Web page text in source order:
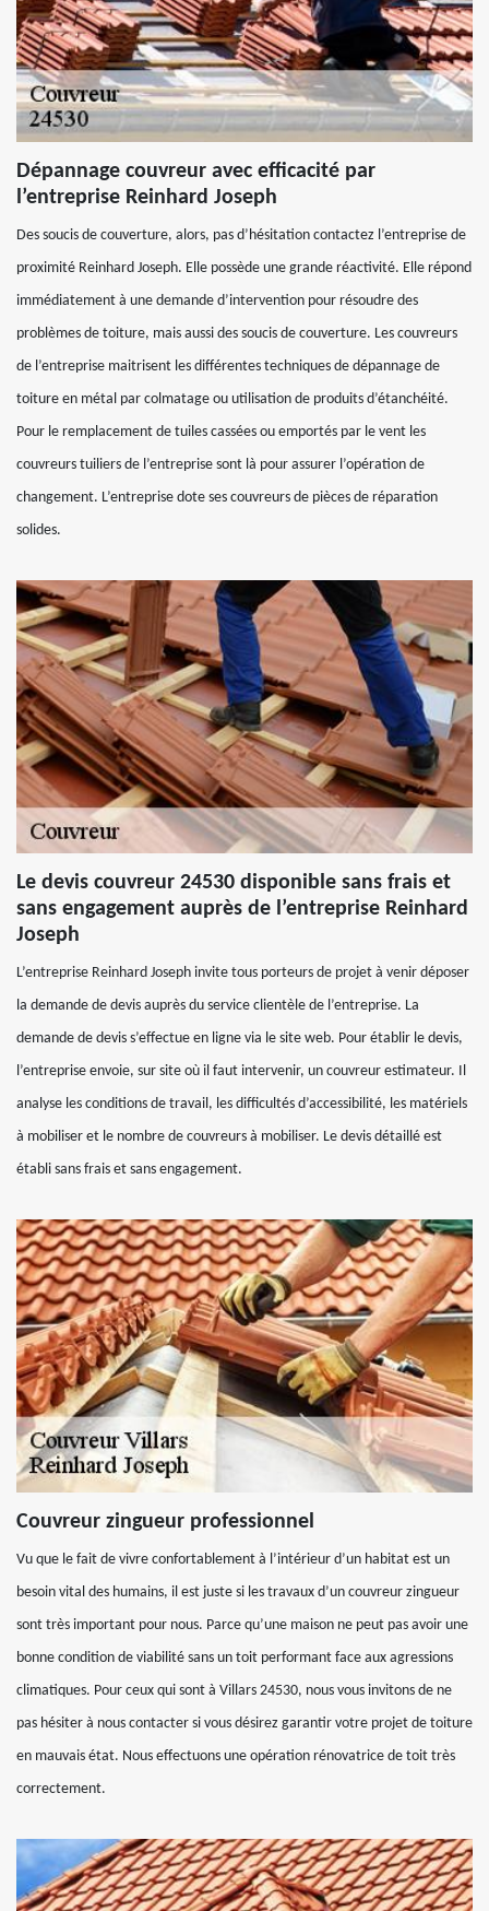
Dépannage couvreur avec efficacité par
l’entreprise Reinhard Joseph
Des soucis de couverture, alors, pas d’hésitation contactez l’entreprise de
proximité Reinhard Joseph. Elle possède une grande réactivité. Elle répond
immédiatement à une demande d’intervention pour résoudre des
problèmes de toiture, mais aussi des soucis de couverture. Les couvreurs
de l’entreprise maitrisent les différentes techniques de dépannage de
toiture en métal par colmatage ou utilisation de produits d’étanchéité.
Pour le remplacement de tuiles cassées ou emportés par le vent les
couvreurs tuiliers de l’entreprise sont là pour assurer l’opération de
changement. L’entreprise dote ses couvreurs de pièces de réparation
solides.
Le devis couvreur 24530 disponible sans frais et
sans engagement auprès de l’entreprise Reinhard
Joseph
L’entreprise Reinhard Joseph invite tous porteurs de projet à venir déposer
la demande de devis auprès du service clientèle de l’entreprise. La
demande de devis s’effectue en ligne via le site web. Pour établir le devis,
l’entreprise envoie, sur site où il faut intervenir, un couvreur estimateur. Il
analyse les conditions de travail, les difficultés d’accessibilité, les matériels
à mobiliser et le nombre de couvreurs à mobiliser. Le devis détaillé est
établi sans frais et sans engagement.
Couvreur zingueur professionnel
Vu que le fait de vivre confortablement à l’intérieur d’un habitat est un
besoin vital des humains, il est juste si les travaux d’un couvreur zingueur
sont très important pour nous. Parce qu’une maison ne peut pas avoir une
bonne condition de viabilité sans un toit performant face aux agressions
climatiques. Pour ceux qui sont à Villars 24530, nous vous invitons de ne
pas hésiter à nous contacter si vous désirez garantir votre projet de toiture
en mauvais état. Nous effectuons une opération rénovatrice de toit très
correctement.